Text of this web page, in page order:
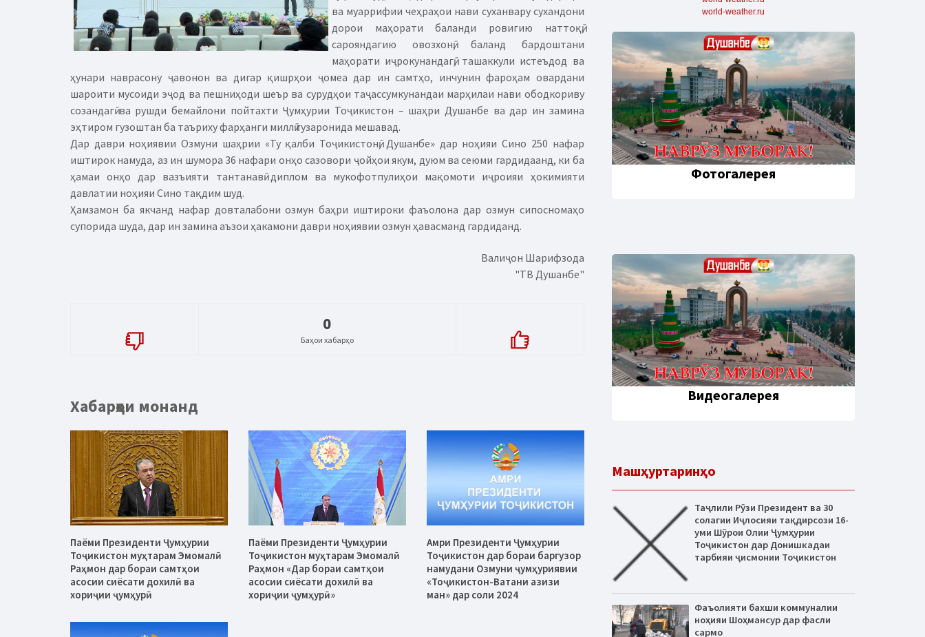
ва муаррифии чеҳраҳои нави суханвару сухандони
дорои маҳорати баланди ровигию наттоқӣ,
сарояндагию овозхонӣ, баланд бардоштани
маҳорати иҷрокунандагӣ, ташаккули истеъдод ва
ҳунари наврасону ҷавонон ва дигар қишрҳои ҷомеа дар ин самтҳо, инчунин фароҳам овардани
шароити мусоиди эҷод ва пешниҳоди шеър ва сурудҳои таҷассумкунандаи марҳилаи нави ободкориву
созандагӣ ва рушди бемайлони пойтахти Ҷумҳурии Тоҷикистон – шаҳри Душанбе ва дар ин замина
эҳтиром гузоштан ба таъриху фарҳанги миллӣ гузаронида мешавад.
Дар даври ноҳиявии Озмуни шаҳрии «Ту қалби Тоҷикистонӣ, Душанбе» дар ноҳияи Сино 250 нафар
иштирок намуда, аз ин шумора 36 нафари онҳо сазовори ҷойҳои якум, дуюм ва сеюми гардидаанд, ки ба
ҳамаи онҳо дар вазъияти тантанавӣ диплом ва мукофотпулиҳои мақомоти иҷроияи ҳокимияти
давлатии ноҳияи Сино тақдим шуд.
Ҳамзамон ба якчанд нафар довталабони озмун баҳри иштироки фаъолона дар озмун сипосномаҳо
супорида шуда, дар ин замина аъзои ҳакамони даври ноҳиявии озмун ҳавасманд гардиданд.
Валиҷон Шарифзода
"ТВ Душанбе"
0
Баҳои хабарҳо
Хабарҳои монанд
Паёми Президенти Ҷумҳурии
Тоҷикистон муҳтарам Эмомалӣ
Раҳмон дар бораи самтҳои
асосии сиёсати дохилӣ ва
хориҷии ҷумҳурӣ
Паёми Президенти Ҷумҳурии
Тоҷикистон муҳтарам Эмомалӣ
Раҳмон «Дар бораи самтҳои
асосии сиёсати дохилӣ ва
хориҷии ҷумҳурӣ»
Амри Президенти Ҷумҳурии
Тоҷикистон дар бораи баргузор
намудани Озмуни ҷумҳуриявии
«Тоҷикистон-Ватани азизи
ман» дар соли 2024
world-weather.ru
Фотогалерея
Видеогалерея
Машҳуртаринҳо
Таҷлили Рӯзи Президент ва 30
солагии Иҷлосияи тақдирсози 16-
уми Шӯрои Олии Ҷумҳурии
Тоҷикистон дар Донишкадаи
тарбияи ҷисмонии Тоҷикистон
Фаъолияти бахши коммуналии
ноҳияи Шоҳмансур дар фасли
сармо